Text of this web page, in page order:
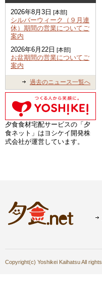
2026年8月3日 [本部]
シルバーウィーク（９月連
休）期間の営業についてご
案内
2026年6月22日 [本部]
お盆期間の営業についてご
案内
過去のニュース一覧へ
夕食食材宅配サービスの「夕
食ネット」はヨシケイ開発株
式会社が運営しています。
Copyright(c) Yoshikei Kaihatsu All